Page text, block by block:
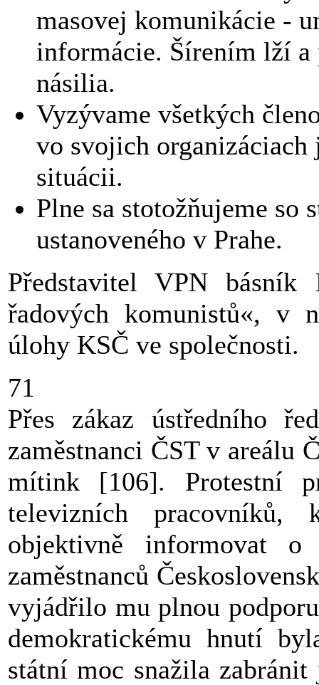
masovej komunikácie -
informácie. Šírením lží a
násilia.
Vyzývame všetkých
vo svojich
situácii.
Plne sa stotožňujeme so
ustanoveného v Prahe.
Představitel VPN
řadových komunistů«, v
úlohy KSČ ve společnosti.
71
Přes zákaz ústředního
zaměstnanci ČST v areálu
mítink [106]. Protestní
televizních pracovníků,
objektivně informovat
zaměstnanců
vyjádřilo mu plnou
demokratickému hnutí
státní moc snažila